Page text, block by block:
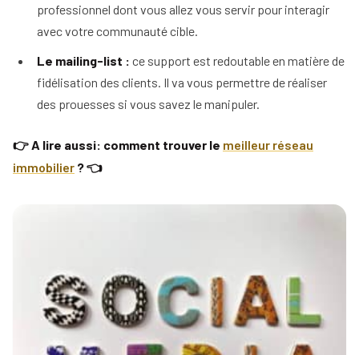
professionnel dont vous allez vous servir pour interagir
avec votre communauté cible.
Le mailing-list : ce support est redoutable en matière de
fidélisation des clients. Il va vous permettre de réaliser
des prouesses si vous savez le manipuler.
👉 A lire aussi: comment trouver le meilleur réseau
immobilier ? 👈